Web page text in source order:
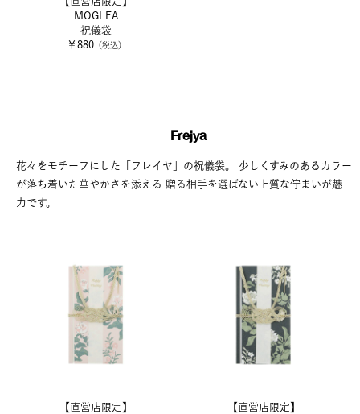
MOGLEA
祝儀袋
￥880（税込）
Frejya
花々をモチーフにした「フレイヤ」の祝儀袋。
少しくすみのあるカラー
が落ち着いた華やかさを添える 贈る相手を選ばない上質な佇まいが魅
力です。
【直営店限定】
【直営店限定】